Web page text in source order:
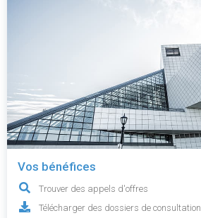
Vos bénéfices
Trouver des appels d'offres
Télécharger des dossiers de consultation